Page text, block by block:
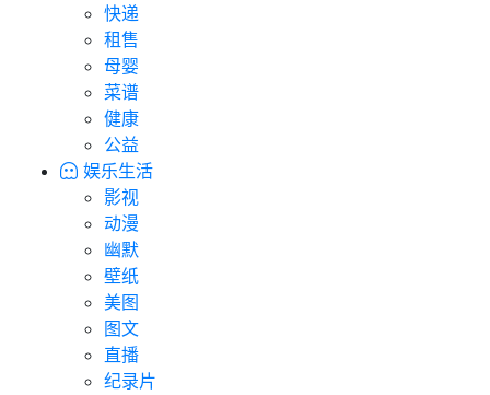
快递
租售
母婴
菜谱
健康
公益
娱乐生活
影视
动漫
幽默
壁纸
美图
图文
直播
纪录片